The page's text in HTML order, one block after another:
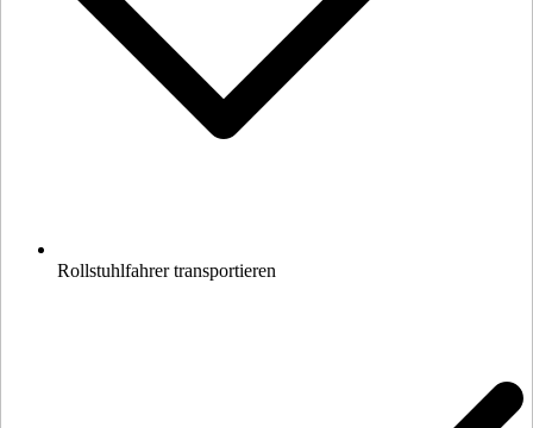
Rollstuhlfahrer transportieren